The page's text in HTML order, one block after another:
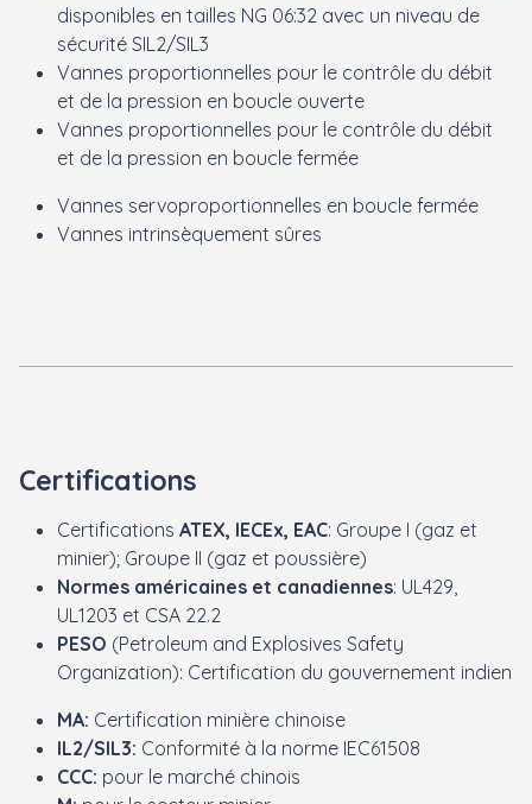
disponibles en tailles NG 06:32 avec un niveau de
sécurité SIL2/SIL3
Vannes proportionnelles pour le contrôle du débit
et de la pression en boucle ouverte
Vannes proportionnelles pour le contrôle du débit
et de la pression en boucle fermée
Vannes servoproportionnelles en boucle fermée
Vannes intrinsèquement sûres
Certifications
Certifications ATEX, IECEx, EAC: Groupe I (gaz et
minier); Groupe II (gaz et poussière)
Normes américaines et canadiennes: UL429,
UL1203 et CSA 22.2
PESO (Petroleum and Explosives Safety
Organization): Certification du gouvernement indien
MA: Certification minière chinoise
IL2/SIL3: Conformité à la norme IEC61508
CCC: pour le marché chinois